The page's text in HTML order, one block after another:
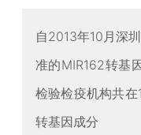
自2013年10月深
准的MIR162转基
检验检疫机构共
转基因成分